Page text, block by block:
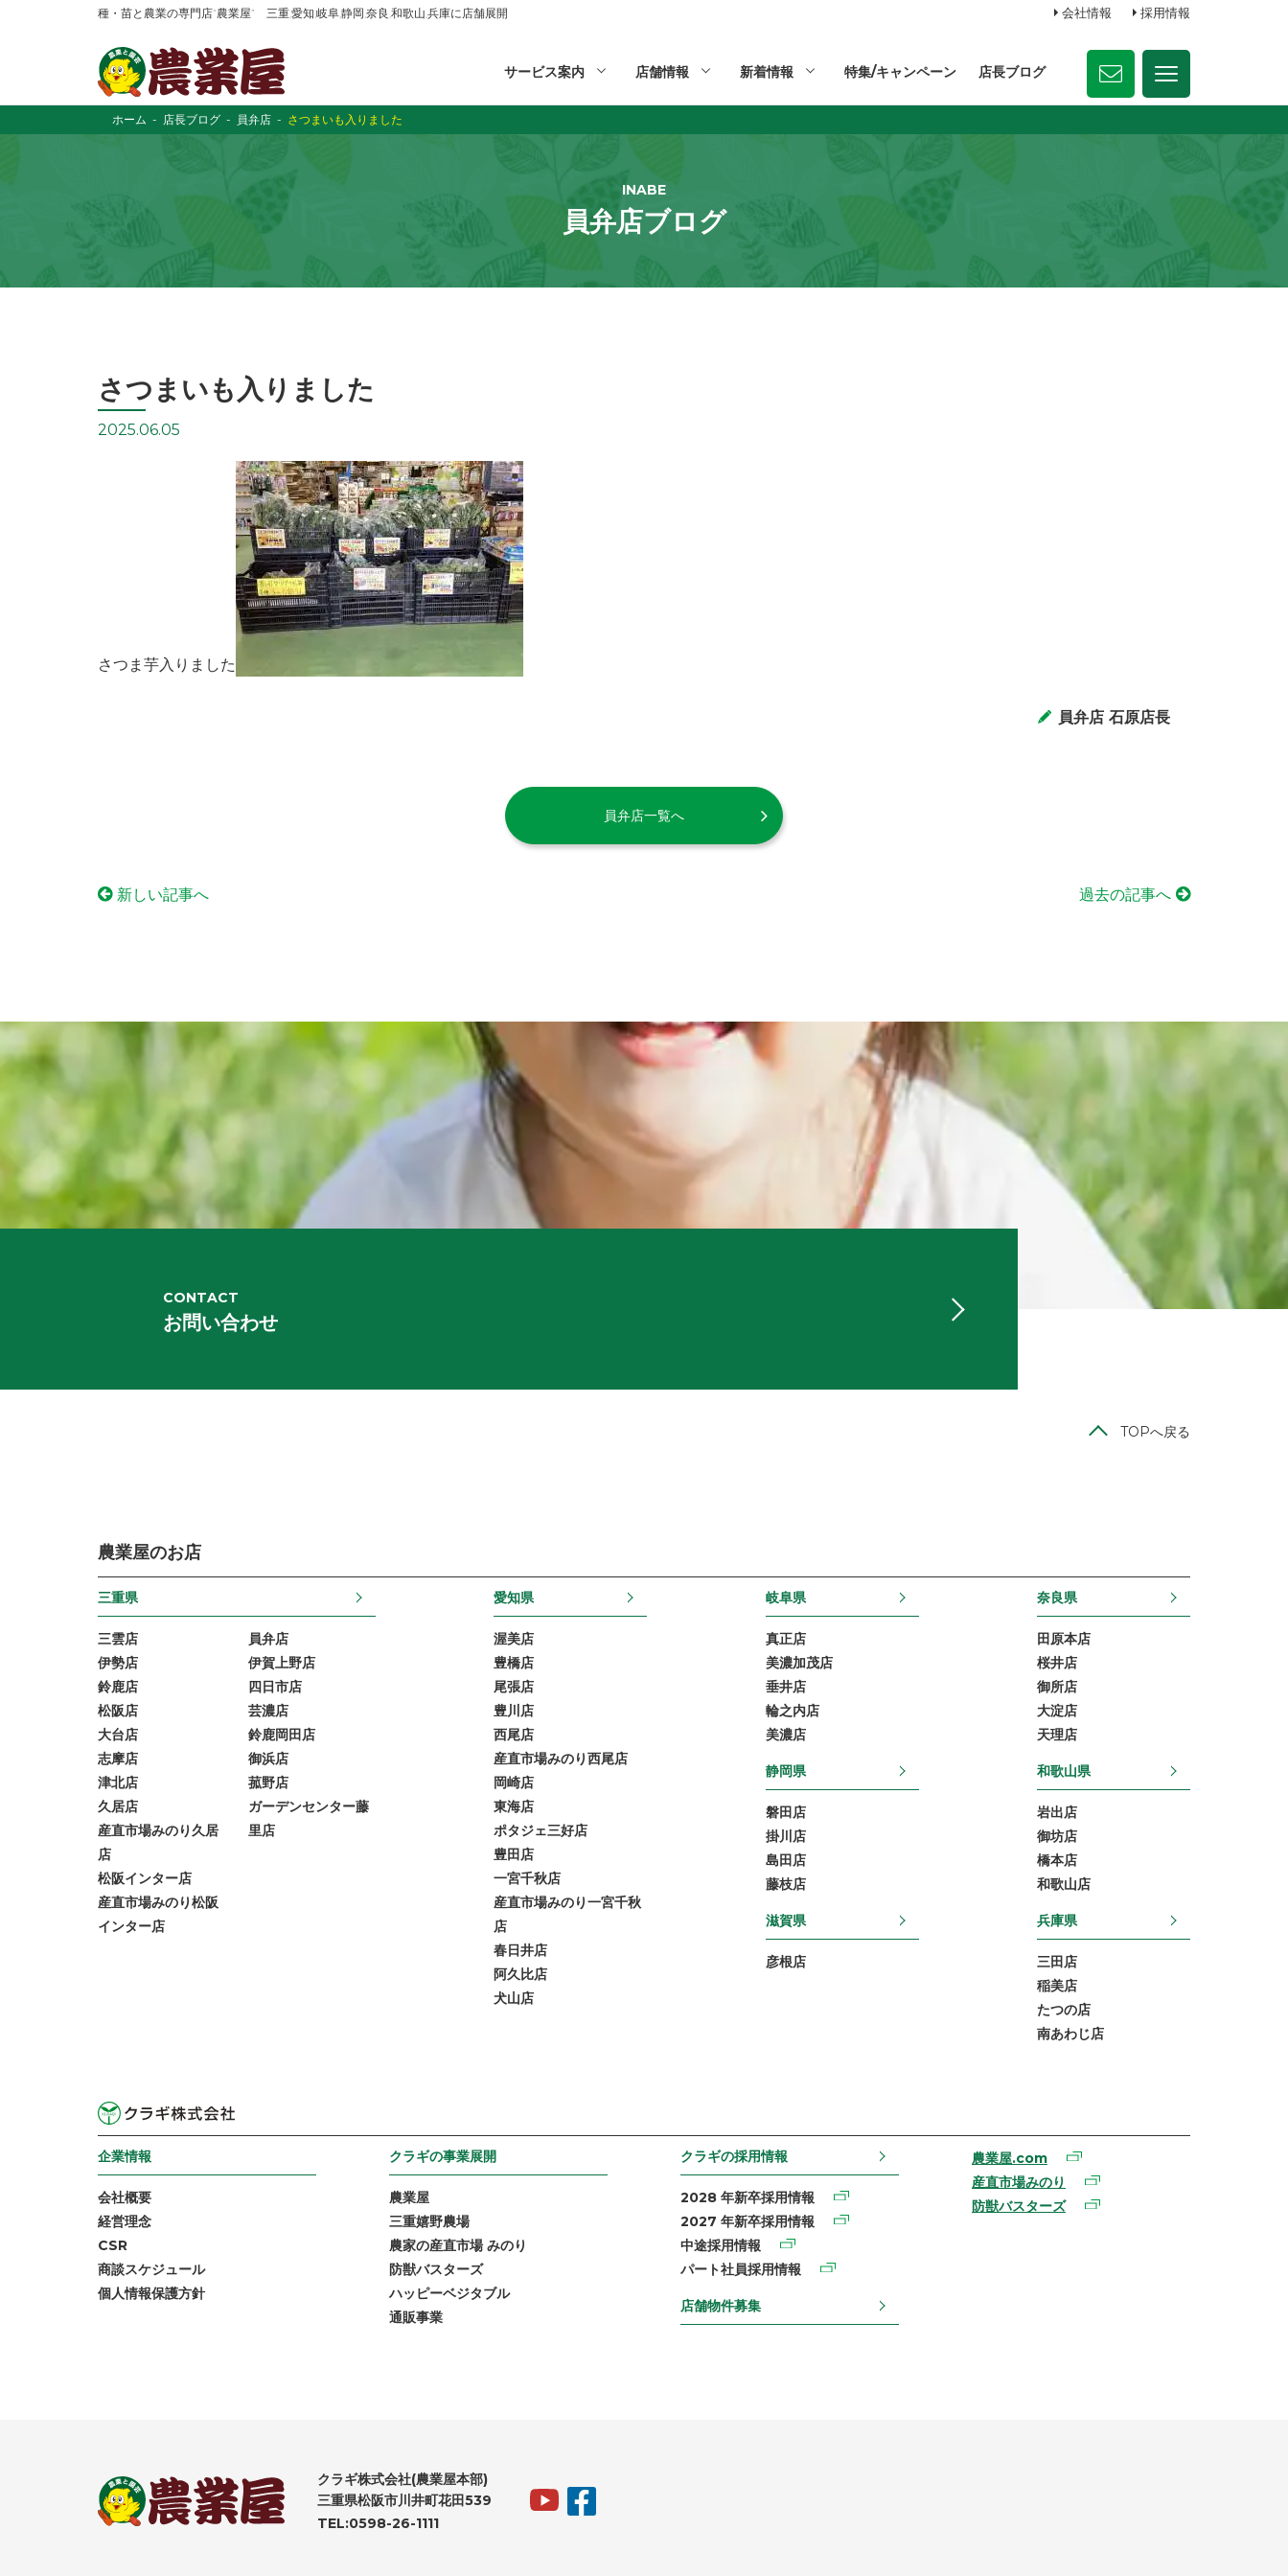
種・苗と農業の専門店“農業屋” 三重,愛知,岐阜,静岡,奈良,和歌山,兵庫に店舗展開 会社情報 採用情報
サービス案内 店舗情報 新着情報 特集/キャンペーン 店長ブログ
ホーム 店長ブログ 員弁店 さつまいも入りました
INABE
員弁店ブログ
さつまいも入りました
2025.06.05
さつま芋入りました
員弁店 石原店長
員弁店一覧へ
新しい記事へ 過去の記事へ
CONTACT
お問い合わせ
TOPへ戻る
農業屋のお店
三重県
三雲店
伊勢店
鈴鹿店
松阪店
大台店
志摩店
津北店
久居店
産直市場みのり久居
店
松阪インター店
産直市場みのり松阪
インター店
員弁店
伊賀上野店
四日市店
芸濃店
鈴鹿岡田店
御浜店
菰野店
ガーデンセンター藤
里店
愛知県
渥美店
豊橋店
尾張店
豊川店
西尾店
産直市場みのり西尾店
岡崎店
東海店
ポタジェ三好店
豊田店
一宮千秋店
産直市場みのり一宮千秋
店
春日井店
阿久比店
犬山店
岐阜県
真正店
美濃加茂店
垂井店
輪之内店
美濃店
静岡県
磐田店
掛川店
島田店
藤枝店
滋賀県
彦根店
奈良県
田原本店
桜井店
御所店
大淀店
天理店
和歌山県
岩出店
御坊店
橋本店
和歌山店
兵庫県
三田店
稲美店
たつの店
南あわじ店
企業情報
会社概要
経営理念
CSR
商談スケジュール
個人情報保護方針
クラギの事業展開
農業屋
三重嬉野農場
農家の産直市場 みのり
防獣バスターズ
ハッピーベジタブル
通販事業
クラギの採用情報
2028 年新卒採用情報
2027 年新卒採用情報
中途採用情報
パート社員採用情報
店舗物件募集
農業屋.com
産直市場みのり
防獣バスターズ
クラギ株式会社(農業屋本部)
三重県松阪市川井町花田539
TEL:0598-26-1111